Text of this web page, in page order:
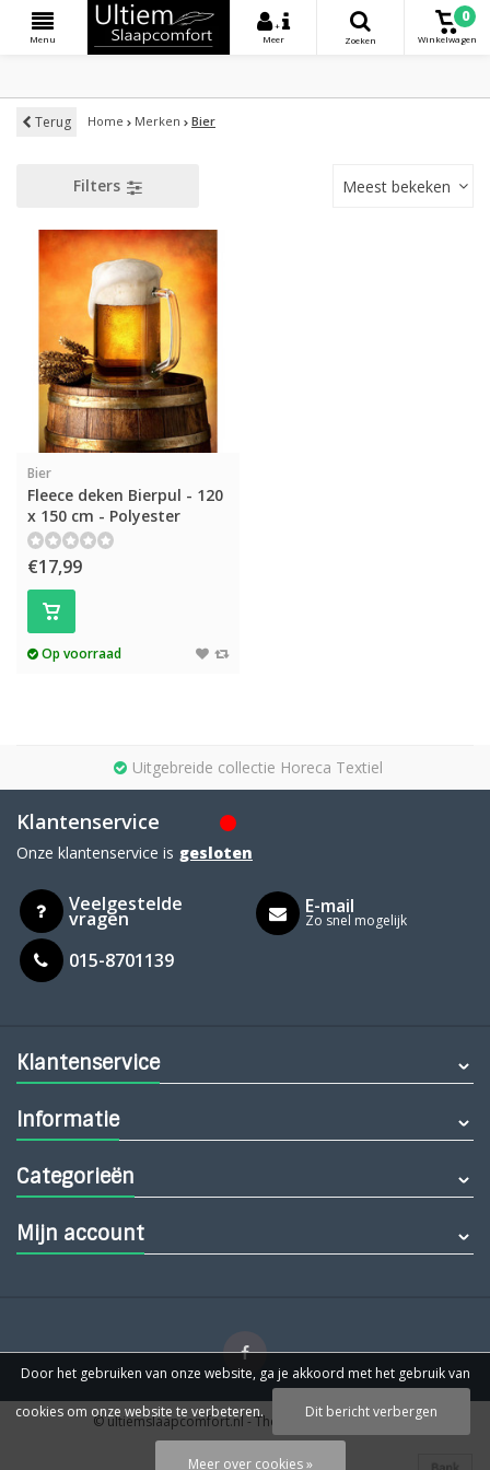
Menu
+
Meer
Zoeken
0
Winkelwagen
Terug Home Merken Bier
Filters Meest bekeken
Bier
Fleece deken Bierpul - 120
x 150 cm - Polyester
€17,99
Op voorraad
Uitgebreide collectie Horeca Textiel
Klantenservice
Onze klantenservice is gesloten
Veelgestelde
vragen
015-8701139
E-mail
Zo snel mogelijk
Klantenservice
Informatie
Categorieën
Mijn account
© ultiemslaapcomfort.nl- Theme byWebdinge.nl
Door het gebruiken van onze website, ga je akkoord met het gebruik van
cookies om onze website te verbeteren. Dit bericht verbergen
Meer over cookies »